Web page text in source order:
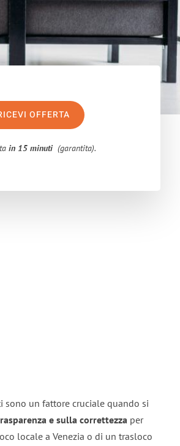
OFFERTA
in 15 minuti (garantita).
sono un fattore cruciale quando si
e sulla correttezza per
locale a Venezia o di un trasloco